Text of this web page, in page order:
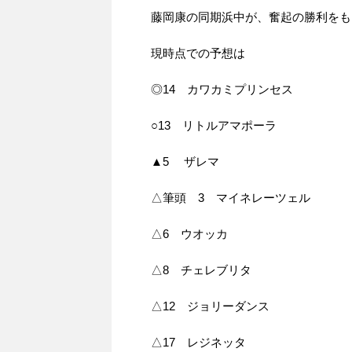
藤岡康の同期浜中が、奮起の勝利を
現時点での予想は
◎14 カワカミプリンセス
○13 リトルアマポーラ
▲5 ザレマ
△筆頭 3 マイネレーツェル
△6 ウオッカ
△8 チェレブリタ
△12 ジョリーダンス
△17 レジネッタ